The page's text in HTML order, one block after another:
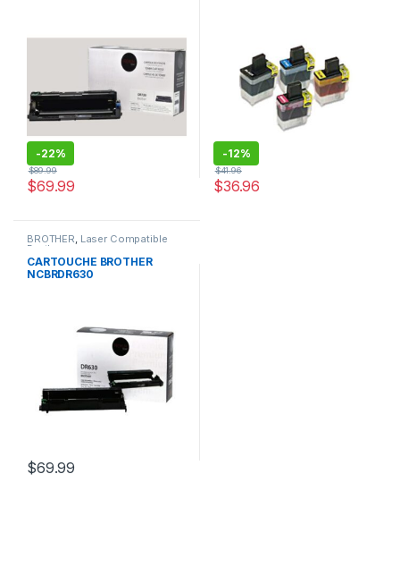
-22%
$69.99
$89.99
-12%
$36.96
$41.96
BROTHER, Laser Compatible
Brother
CARTOUCHE BROTHER
NCBRDR630
$69.99